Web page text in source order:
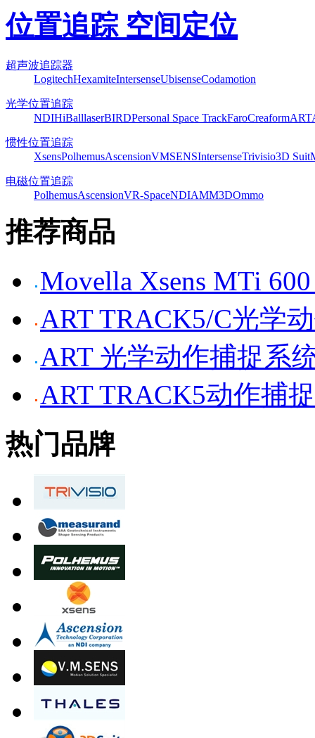
位置追踪 空间定位
超声波追踪器
LogitechHexamiteIntersenseUbisenseCodamotion
光学位置追踪
NDIHiBalllaserBIRDPersonal Space TrackFaroCreaformART
惯性位置追踪
XsensPolhemusAscensionVMSENSIntersenseTrivisio3D Suit
电磁位置追踪
PolhemusAscensionVR-SpaceNDIAMM3DOmmo
推荐商品
Movella Xsens MTi
ART TRACK5/C光学
ART 光学动作捕捉系
ART TRACK5动作捕
热门品牌